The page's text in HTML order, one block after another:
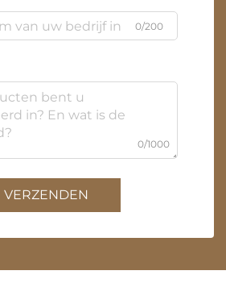
0/200
0/1000
VERZENDEN